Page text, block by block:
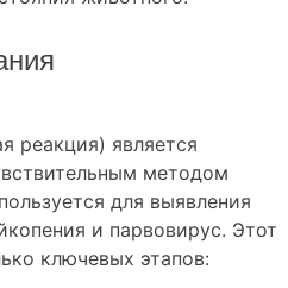
реакция) является
методом
для выявления
и парвовирус. Этот
ключевых этапов: